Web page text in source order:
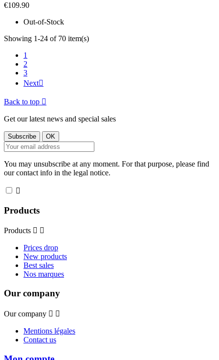
€109.90
Out-of-Stock
Showing 1-24 of 70 item(s)
1
2
3
Next
Back to top 
Get our latest news and special sales
You may unsubscribe at any moment. For that purpose, please find
our contact info in the legal notice.

Products
Products  
Prices drop
New products
Best sales
Nos marques
Our company
Our company  
Mentions légales
Contact us